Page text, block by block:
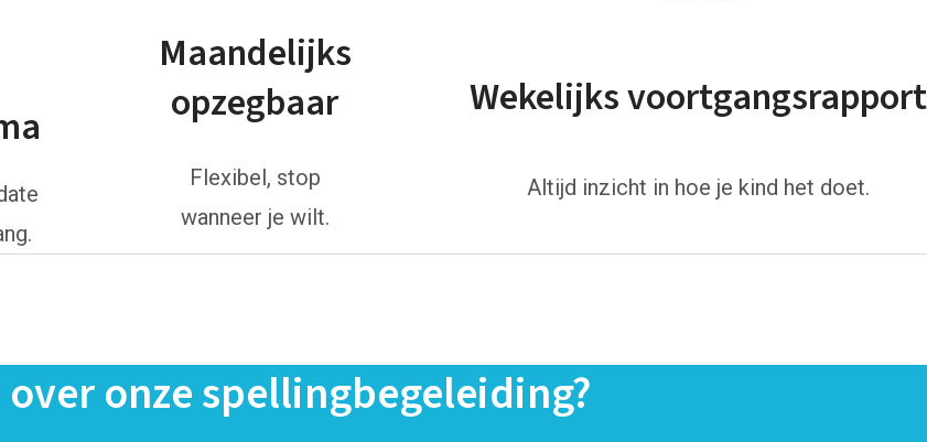
Maandelijks
opzegbaar
Flexibel, stop
wanneer je wilt.
Wekelijks voortgangsrapport
Altijd inzicht in hoe je kind het doet.
onze spellingbegeleiding?